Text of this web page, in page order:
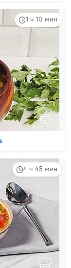
1 ч 10 мин
4 ч 45 мин